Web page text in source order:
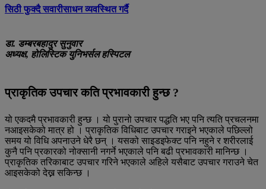
सिठी फुक्दै सवारीसाधन व्यवस्थित गर्दै
डा. डम्बरबहादुर सुनुवार
अध्यक्ष, होलिस्टिक युनिभर्सल हस्पिटल
प्राकृतिक उपचार कति प्रभावकारी हुन्छ ?
यो एकदमै प्रभावकारी हुन्छ । यो पुरानो उपचार पद्धति भए पनि त्यति प्रचलनमा
नआइसकेको मात्र हो । प्राकृतिक विधिबाट उपचार गराइने भएकाले पछिल्लो
समय यो विधि अपनाउने धेरै छन् । यसको साइडइफेक्ट पनि नहुने र शरीरलाई
कुनै पनि प्रकारको नोक्सानी नगर्ने भएकाले पनि बढी प्रभावकारी मानिन्छ ।
प्राकृतिक तरिकाबाट उपचार गरिने भएकाले अहिले यसैबाट उपचार गराउने चेत
आइसकेको देख्न सकिन्छ ।